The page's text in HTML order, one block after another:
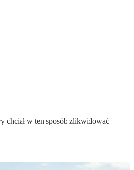
chciał w ten sposób zlikwidować